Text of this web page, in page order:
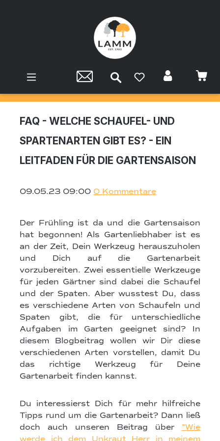
FAQ - WELCHE SCHAUFEL- UND
SPARTENARTEN GIBT ES? - EIN
LEITFADEN FÜR DIE GARTENSAISON
09.05.23 09:00 0 Kommentare
Der Frühling ist da und die Gartensaison
hat begonnen! Als Gartenliebhaber ist es
an der Zeit, Dein Werkzeug herauszuholen
und Dich auf die Gartenarbeit
vorzubereiten. Zwei essentielle Werkzeuge
für jeden Gärtner sind dabei die Schaufel
und der Spaten. Aber wusstest Du, dass
es verschiedene Arten von Schaufeln und
Spaten gibt, die für unterschiedliche
Aufgaben im Garten geeignet sind? In
diesem Blogbeitrag wollen wir Dir diese
verschiedenen Arten vorstellen, damit Du
das richtige Werkzeug für Deine
Gartenarbeit finden kannst.
Du interessierst Dich für mehr hilfreiche
Tipps rund um die Gartenarbeit? Dann ließ
doch auch unseren Beitrag über "Wie
werde ich dem Unkraut Herr in meinem